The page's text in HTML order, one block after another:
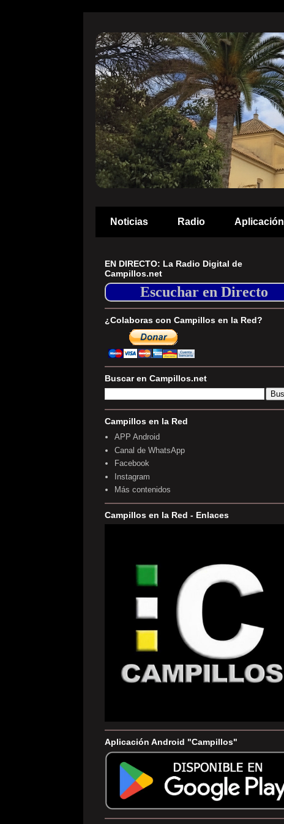
Noticias Radio Aplicación
EN DIRECTO: La Radio Digital de
Campillos.net
Escuchar en Directo
¿Colaboras con Campillos en la Red?
Buscar en Campillos.net
Campillos en la Red
APP Android
Canal de WhatsApp
Facebook
Instagram
Más contenidos
Campillos en la Red - Enlaces
Aplicación Android "Campillos"